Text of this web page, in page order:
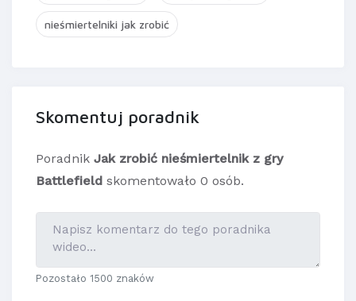
nieśmiertelniki jak zrobić
Skomentuj poradnik
Poradnik Jak zrobić nieśmiertelnik z gry
Battlefield skomentowało 0 osób.
Pozostało 1500 znaków